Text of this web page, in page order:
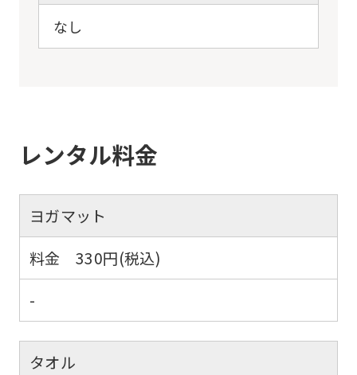
なし
レンタル料金
ヨガマット
料金 330円(税込)
-
タオル
return
you
an
service,
the